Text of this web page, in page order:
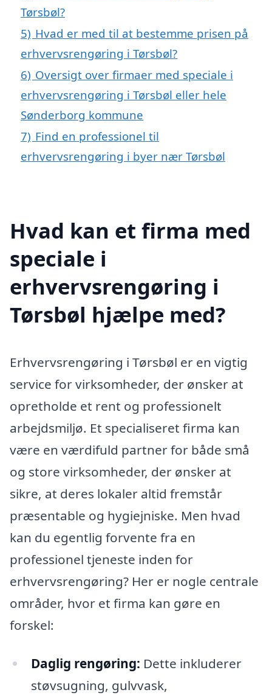
Tørsbøl?
5) Hvad er med til at bestemme prisen på
erhvervsrengøring i Tørsbøl?
6) Oversigt over firmaer med speciale i
erhvervsrengøring i Tørsbøl eller hele
Sønderborg kommune
7) Find en professionel til
erhvervsrengøring i byer nær Tørsbøl
Hvad kan et firma med
speciale i
erhvervsrengøring i
Tørsbøl hjælpe med?
Erhvervsrengøring i Tørsbøl er en vigtig
service for virksomheder, der ønsker at
opretholde et rent og professionelt
arbejdsmiljø. Et specialiseret firma kan
være en værdifuld partner for både små
og store virksomheder, der ønsker at
sikre, at deres lokaler altid fremstår
præsentable og hygiejniske. Men hvad
kan du egentlig forvente fra en
professionel tjeneste inden for
erhvervsrengøring? Her er nogle centrale
områder, hvor et firma kan gøre en
forskel:
Daglig rengøring: Dette inkluderer
støvsugning, gulvvask,